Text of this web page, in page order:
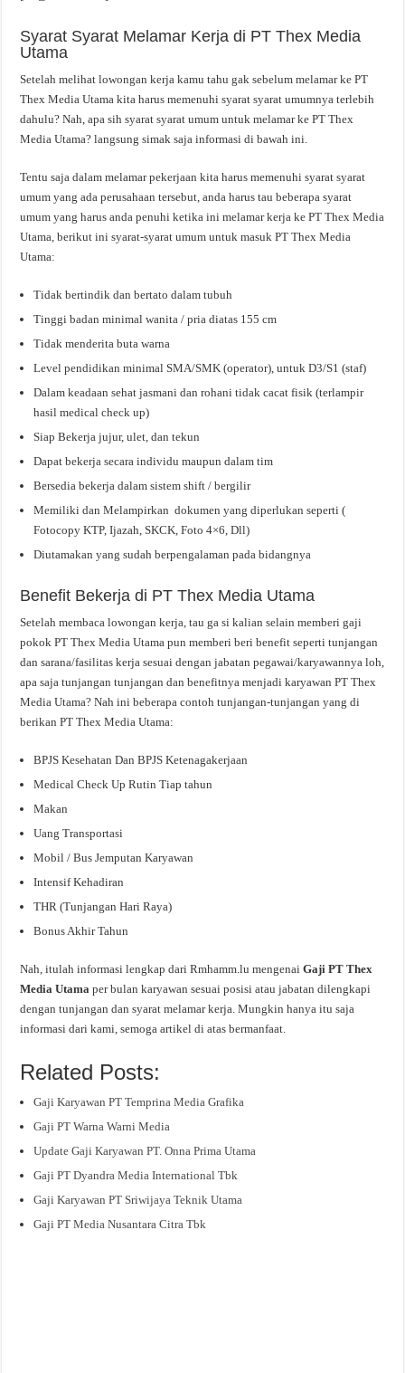
Syarat Syarat Melamar Kerja di PT Thex Media
Utama
Setelah melihat lowongan kerja kamu tahu gak sebelum melamar ke PT
Thex Media Utama kita harus memenuhi syarat syarat umumnya terlebih
dahulu? Nah, apa sih syarat syarat umum untuk melamar ke PT Thex
Media Utama? langsung simak saja informasi di bawah ini.
Tentu saja dalam melamar pekerjaan kita harus memenuhi syarat syarat
umum yang ada perusahaan tersebut, anda harus tau beberapa syarat
umum yang harus anda penuhi ketika ini melamar kerja ke PT Thex Media
Utama, berikut ini syarat-syarat umum untuk masuk PT Thex Media
Utama:
Tidak bertindik dan bertato dalam tubuh
Tinggi badan minimal wanita / pria diatas 155 cm
Tidak menderita buta warna
Level pendidikan minimal SMA/SMK (operator), untuk D3/S1 (staf)
Dalam keadaan sehat jasmani dan rohani tidak cacat fisik (terlampir
hasil medical check up)
Siap Bekerja jujur, ulet, dan tekun
Dapat bekerja secara individu maupun dalam tim
Bersedia bekerja dalam sistem shift / bergilir
Memiliki dan Melampirkan dokumen yang diperlukan seperti (
Fotocopy KTP, Ijazah, SKCK, Foto 4×6, Dll)
Diutamakan yang sudah berpengalaman pada bidangnya
Benefit Bekerja di PT Thex Media Utama
Setelah membaca lowongan kerja, tau ga si kalian selain memberi gaji
pokok PT Thex Media Utama pun memberi beri benefit seperti tunjangan
dan sarana/fasilitas kerja sesuai dengan jabatan pegawai/karyawannya loh,
apa saja tunjangan tunjangan dan benefitnya menjadi karyawan PT Thex
Media Utama? Nah ini beberapa contoh tunjangan-tunjangan yang di
berikan PT Thex Media Utama:
BPJS Kesehatan Dan BPJS Ketenagakerjaan
Medical Check Up Rutin Tiap tahun
Makan
Uang Transportasi
Mobil / Bus Jemputan Karyawan
Intensif Kehadiran
THR (Tunjangan Hari Raya)
Bonus Akhir Tahun
Nah, itulah informasi lengkap dari Rmhamm.lu mengenaiGaji PT Thex
Media Utamaper bulan karyawan sesuai posisi atau jabatan dilengkapi
dengan tunjangan dan syarat melamar kerja. Mungkin hanya itu saja
informasi dari kami, semoga artikel di atas bermanfaat.
Related Posts:
Gaji Karyawan PT Temprina Media Grafika
Gaji PT Warna Warni Media
Update Gaji Karyawan PT. Onna Prima Utama
Gaji PT Dyandra Media International Tbk
Gaji Karyawan PT Sriwijaya Teknik Utama
Gaji PT Media Nusantara Citra Tbk